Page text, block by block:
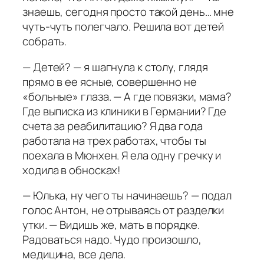
знаешь, сегодня просто такой день… мне
чуть-чуть полегчало. Решила вот детей
собрать.
— Детей? — я шагнула к столу, глядя
прямо в ее ясные, совершенно не
«больные» глаза. — А где повязки, мама?
Где выписка из клиники в Германии? Где
счета за реабилитацию? Я два года
работала на трех работах, чтобы ты
поехала в Мюнхен. Я ела одну гречку и
ходила в обносках!
— Юлька, ну чего ты начинаешь? — подал
голос Антон, не отрываясь от разделки
утки. — Видишь же, мать в порядке.
Радоваться надо. Чудо произошло,
медицина, все дела.